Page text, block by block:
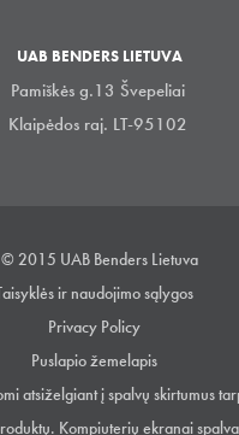
UAB BENDERS LIETUVA
Pamiškės g.13 Švepeliai
Klaipėdos raj. LT-95102
© 2015 UAB Benders Lietuva
ir naudojimo sąlygos
Privacy Policy
Puslapio žemelapis
atsiželgiant į spalvų skirtumus
Kompiuterių ekranai